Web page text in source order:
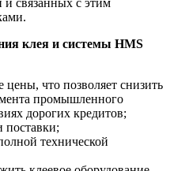
связанных с этим
клея и системы HMS
цены, что позволяет снизить
промышленного
дорогих кредитов;
поставки;
технической